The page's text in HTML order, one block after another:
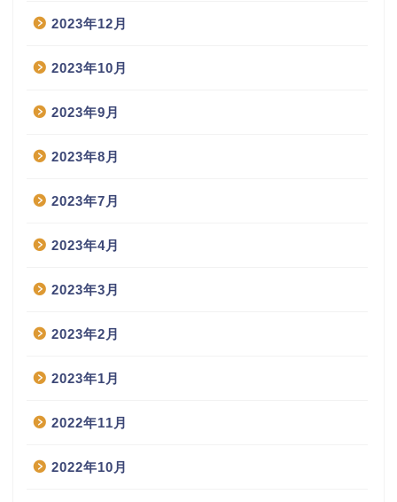
2023年12月
2023年10月
2023年9月
2023年8月
2023年7月
2023年4月
2023年3月
2023年2月
2023年1月
2022年11月
2022年10月